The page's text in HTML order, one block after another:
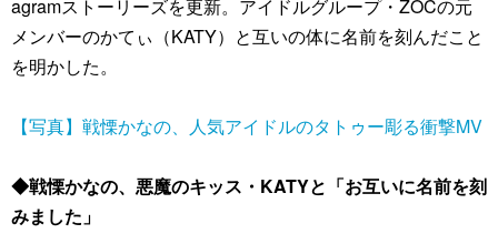
agramストーリーズを更新。アイドルグループ・ZOCの元
メンバーのかてぃ（KATY）と互いの体に名前を刻んだこと
を明かした。
【写真】戦慄かなの、人気アイドルのタトゥー彫る衝撃MV
◆戦慄かなの、悪魔のキッス・KATYと「お互いに名前を刻
みました」